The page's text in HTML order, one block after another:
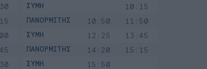
ΣΥΜΗ
10:15
ΠΑΝΟΡΜΙΤΗΣ
10:50
11:50
ΣΥΜΗ
12:25
13:45
ΠΑΝΟΡΜΙΤΗΣ
14:20
15:15
ΣΥΜΗ
15:50